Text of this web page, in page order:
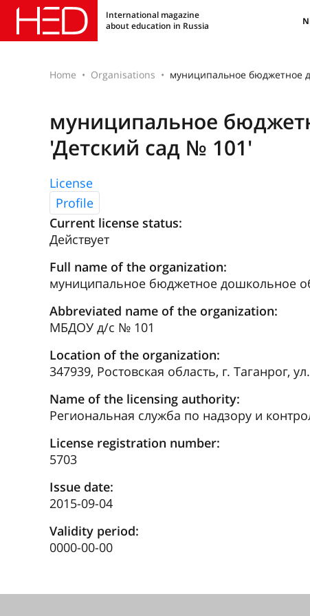
International magazine
about education in Russia
Home Organisations муниципальное бюджетное
муниципальное
'Детский сад № 101'
License
Profile
Current license status:
Действует
Full name of the organization:
муниципальное бюджетное дошкольное
Abbreviated name of the organization:
МБДОУ д/с № 101
Location of the organization:
347939, Ростовская область, г. Таганрог,
Name of the licensing authority:
Региональная служба по надзору и
License registration number:
5703
Issue date:
2015-09-04
Validity period:
0000-00-00